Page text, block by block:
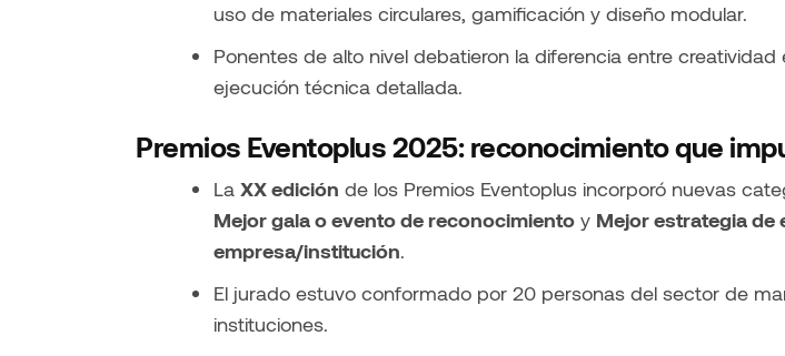
uso de materiales circulares, gamificación y diseño modular.
Ponentes de alto nivel debatieron la diferencia entre creatividad
ejecución técnica detallada.
Premios Eventoplus 2025: reconocimiento que
La XX edición de los Premios Eventoplus incorporó nuevas
Mejor gala o evento de reconocimiento y Mejor estrategia de
empresa/institución.
El jurado estuvo conformado por 20 personas del sector de
instituciones.